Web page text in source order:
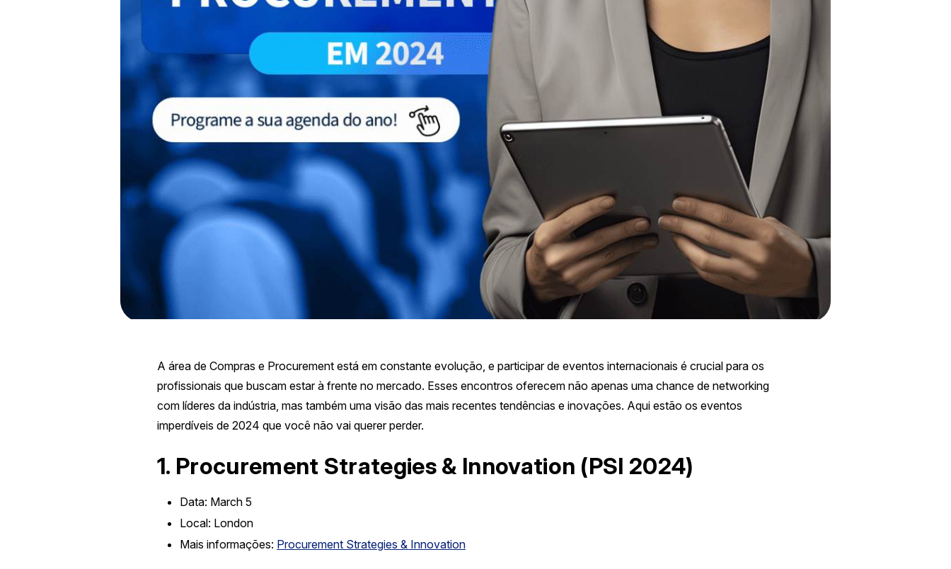
A área de Compras e Procurement está em constante evolução, e participar de eventos internacionais é crucial para os
profissionais que buscam estar à frente no mercado. Esses encontros oferecem não apenas uma chance de networking
com líderes da indústria, mas também uma visão das mais recentes tendências e inovações. Aqui estão os eventos
imperdíveis de 2024 que você não vai querer perder.
1. Procurement Strategies & Innovation (PSI 2024)
Data: March 5
Local: London
Mais informações: Procurement Strategies & Innovation